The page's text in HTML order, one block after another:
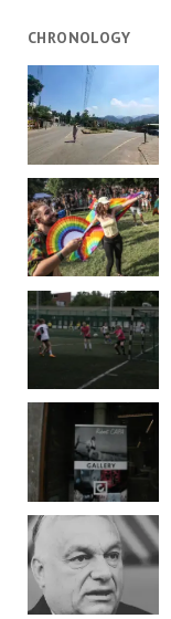
CHRONOLOGY